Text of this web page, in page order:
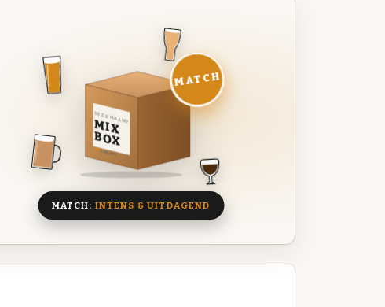
DEZE MAAND
MIX
BOX
8 BIEREN
MATCH
MATCH: INTENS & UITDAGEND